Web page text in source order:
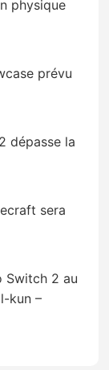
physique
prévu
dépasse la
sera
Switch 2 au
kun –